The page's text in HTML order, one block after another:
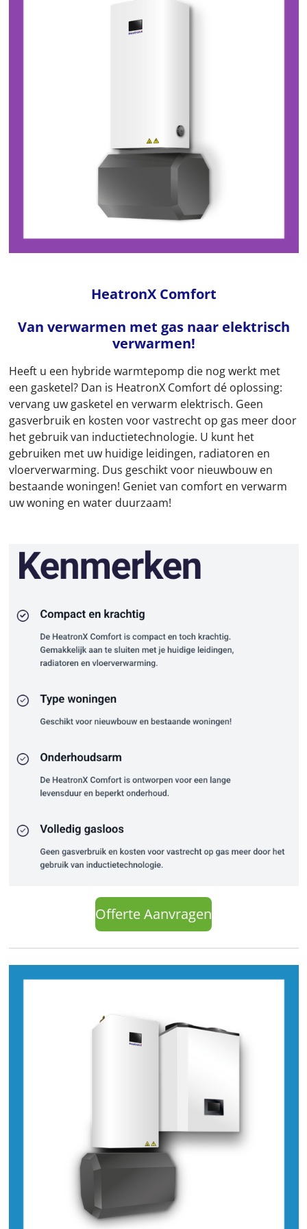
HeatronX Comfort
Van verwarmen met gas naar elektrisch
verwarmen!​
Heeft u een hybride warmtepomp die nog werkt met
een gasketel? Dan is HeatronX Comfort dé oplossing:
vervang uw gasketel en verwarm elektrisch. Geen
gasverbruik en kosten voor vastrecht op gas meer door
het gebruik van inductietechnologie. U kunt het
gebruiken met uw huidige leidingen, radiatoren en
vloerverwarming. Dus geschikt voor nieuwbouw en
bestaande woningen! Geniet van comfort en verwarm
uw woning en water duurzaam!
Offerte Aanvragen